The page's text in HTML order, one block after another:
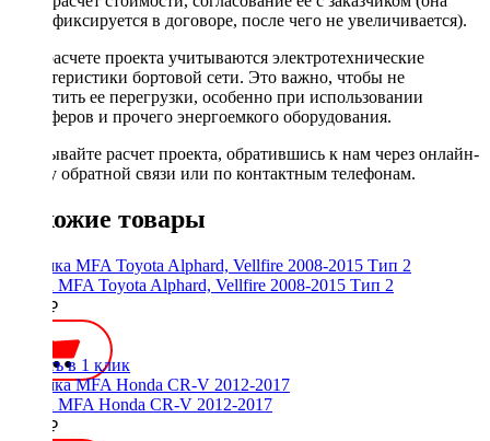
фиксируется в договоре, после чего не увеличивается).
При расчете проекта учитываются электротехнические
характеристики бортовой сети. Это важно, чтобы не
допустить ее перегрузки, особенно при использовании
сабвуферов и прочего энергоемкого оборудования.
Заказывайте расчет проекта, обратившись к нам через онлайн-
форму обратной связи или по контактным телефонам.
Похожие товары
Рамка MFA Toyota Alphard, Vellfire 2008-2015 Тип 2
2000 ₽
Купить в 1 клик
Рамка MFA Honda CR-V 2012-2017
2000 ₽